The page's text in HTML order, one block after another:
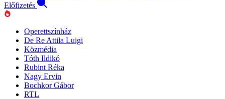
Előfizetés
Operettszínház
De Re Attila Luigi
Közmédia
Tóth Ildikó
Rubint Réka
Nagy Ervin
Bochkor Gábor
RTL